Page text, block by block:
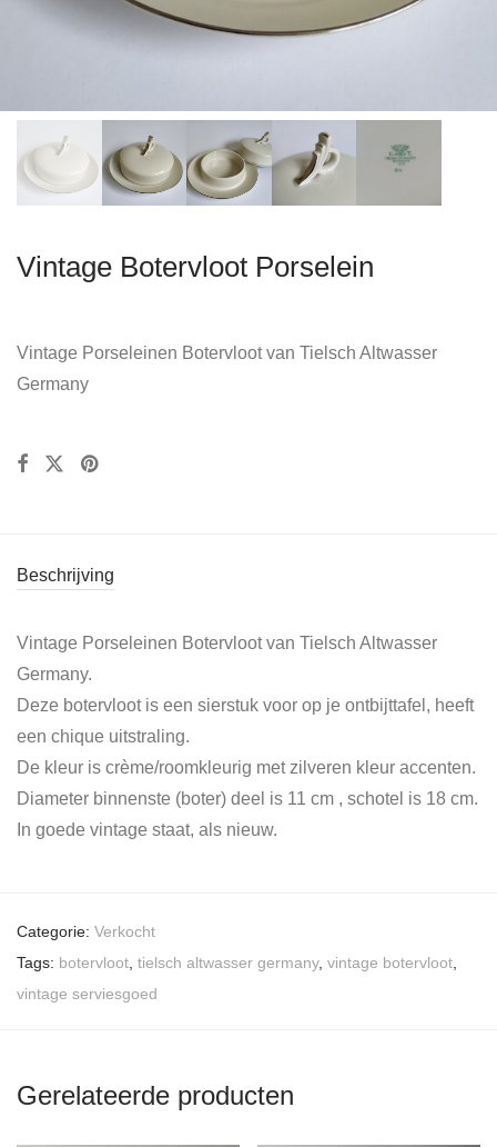
Vintage Botervloot Porselein
Vintage Porseleinen Botervloot van Tielsch Altwasser
Germany
Beschrijving
Vintage Porseleinen Botervloot van Tielsch Altwasser
Germany.
Deze botervloot is een sierstuk voor op je ontbijttafel, heeft
een chique uitstraling.
De kleur is crème/roomkleurig met zilveren kleur accenten.
Diameter binnenste (boter) deel is 11 cm , schotel is 18 cm.
In goede vintage staat, als nieuw.
Categorie: Verkocht
Tags: botervloot tielsch altwasser germany, vintage botervloot
vintage serviesgoed
Gerelateerde producten